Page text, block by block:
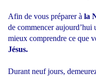
Afin de vous préparer à la
de commencer aujourd’hui
mieux comprendre ce que
Jésus.
Durant neuf jours,